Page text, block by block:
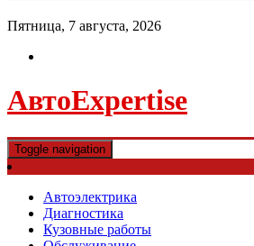
Пятница, 7 августа, 2026
АвтоExpertise
Toggle navigation
Автоэлектрика
Диагностика
Кузовные работы